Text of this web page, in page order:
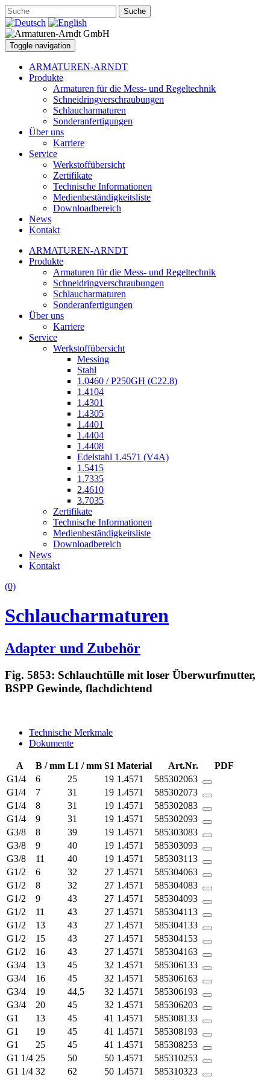
Suche
Toggle navigation
ARMATUREN-ARNDT
Produkte
Armaturen für die Mess- und Regeltechnik
Schneidringverschraubungen
Schlaucharmaturen
Sonderanfertigungen
Über uns
Karriere
Service
Werkstoffübersicht
Zertifikate
Technische Informationen
Medienbeständigkeitsliste
Downloadbereich
News
Kontakt
ARMATUREN-ARNDT
Produkte
Armaturen für die Mess- und Regeltechnik
Schneidringverschraubungen
Schlaucharmaturen
Sonderanfertigungen
Über uns
Karriere
Service
Werkstoffübersicht
Messing
Stahl
1.0460 / P250GH (C22.8)
1.4104
1.4301
1.4305
1.4401
1.4404
1.4408
Edelstahl 1.4571 (V4A)
1.5415
1.7335
2.4610
3.7035
Zertifikate
Technische Informationen
Medienbeständigkeitsliste
Downloadbereich
News
Kontakt
(0)
Schlaucharmaturen
Adapter und Zubehör
Fig. 5853: Schlauchtülle mit loser Überwurfmutter,
BSPP Gewinde, flachdichtend
Technische Merkmale
Dokumente
A B / mm L1 / mm S1 Material Art.Nr.
PDF
G1/4
6 25 19 1.4571
585302063
G1/4
7 31 19 1.4571
585302073
G1/4
8 31 19 1.4571
585302083
G1/4
9 31 19 1.4571
585302093
G3/8
8 39 19 1.4571
585303083
G3/8
9 40 19 1.4571
585303093
G3/8
11 40 19 1.4571
585303113
G1/2
6 32 27 1.4571
585304063
G1/2
8 32 27 1.4571
585304083
G1/2
9 43 27 1.4571
585304093
G1/2
11 43 27 1.4571
585304113
G1/2
13 43 27 1.4571
585304133
G1/2
15 43 27 1.4571
585304153
G1/2
16 43 27 1.4571
585304163
G3/4
13 45 32 1.4571
585306133
G3/4
16 45 32 1.4571
585306163
G3/4
19 44,5 32 1.4571
585306193
G3/4
20 45 32 1.4571
585306203
G1
13 45 41 1.4571
585308133
G1
19 45 41 1.4571
585308193
G1
25 45 41 1.4571
585308253
G1 1/4 25 50 50 1.4571
585310253
G1 1/4 32 62 50 1.4571
585310323